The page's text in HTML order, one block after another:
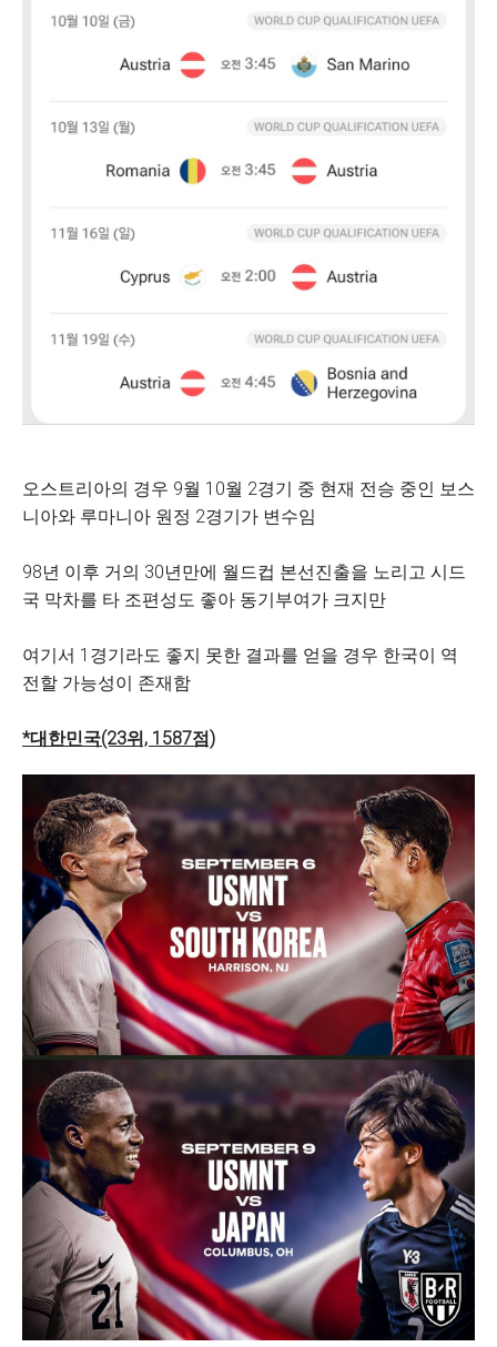
오스트리아의 경우 9월 10월 2경기 중 현재 전승 중인 보스
니아와 루마니아 원정 2경기가 변수임
98년 이후 거의 30년만에 월드컵 본선진출을 노리고 시드
국 막차를 타 조편성도 좋아 동기부여가 크지만
여기서 1경기라도 좋지 못한 결과를 얻을 경우 한국이 역
전할 가능성이 존재함
*대한민국(23위, 1587점)